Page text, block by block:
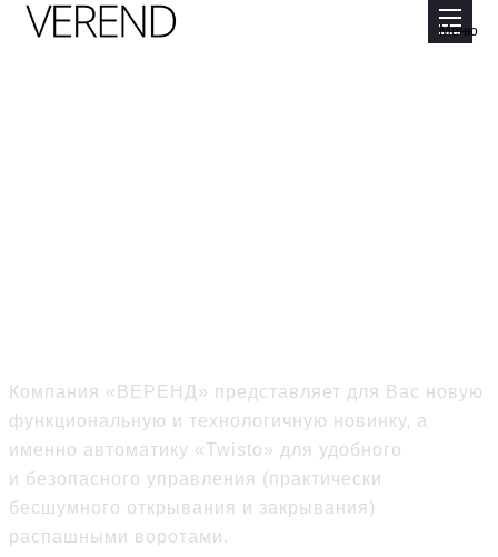
Меню
Компания «ВЕРЕНД» представляет для Вас новую
функциональную и технологичную новинку, а
именно автоматику «Twisto» для удобного
и безопасного управления (практически
бесшумного открывания и закрывания)
распашными воротами.